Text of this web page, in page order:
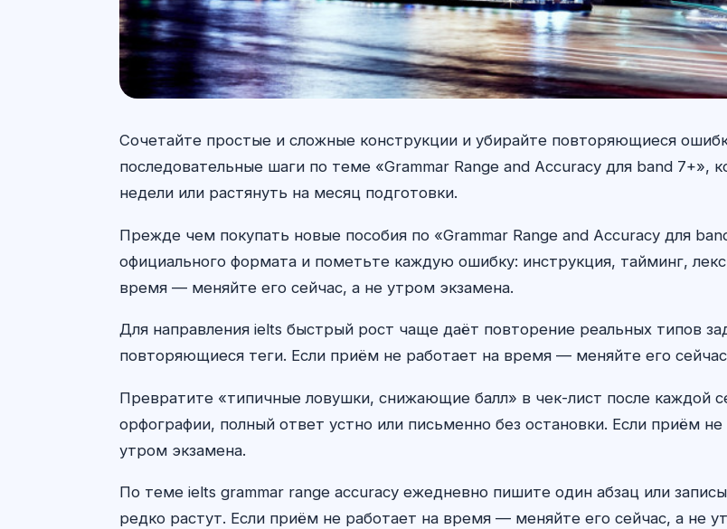
Сочетайте простые и сложные конструкции и убирайте повторяющиеся
последовательные шаги по теме «Grammar Range and Accuracy для band
недели или растянуть на месяц подготовки.
Прежде чем покупать новые пособия по «Grammar Range and Accuracy для
официального формата и пометьте каждую ошибку: инструкция, тайминг,
время — меняйте его сейчас, а не утром экзамена.
Для направления ielts быстрый рост чаще даёт повторение реальных типов
повторяющиеся теги. Если приём не работает на время — меняйте его
Превратите «типичные ловушки, снижающие балл» в чек-лист после каждой
орфографии, полный ответ устно или письменно без остановки. Если приём
утром экзамена.
По теме ielts grammar range accuracy ежедневно пишите один абзац или
редко растут. Если приём не работает на время — меняйте его сейчас, а не